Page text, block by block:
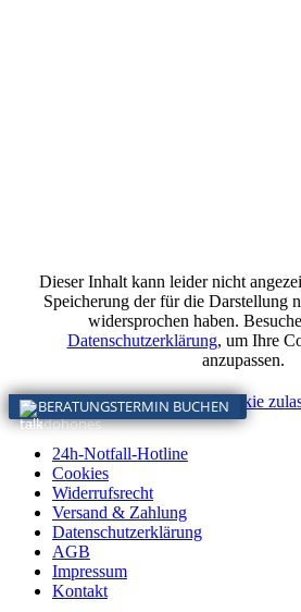
Dieser Inhalt kann leider nicht
Speicherung der für die Darstellung
widersprochen haben.
Datenschutzerklärung, um Ihre
anzupassen.
Diesen Cookie
KONTAKT VERTRIEB & SERVICE
BERATUNGSTERMIN BUCHEN
24h-Notfall-Hotline
Cookies
Widerrufsrecht
Versand & Zahlung
Datenschutzerklärung
AGB
Impressum
Kontakt